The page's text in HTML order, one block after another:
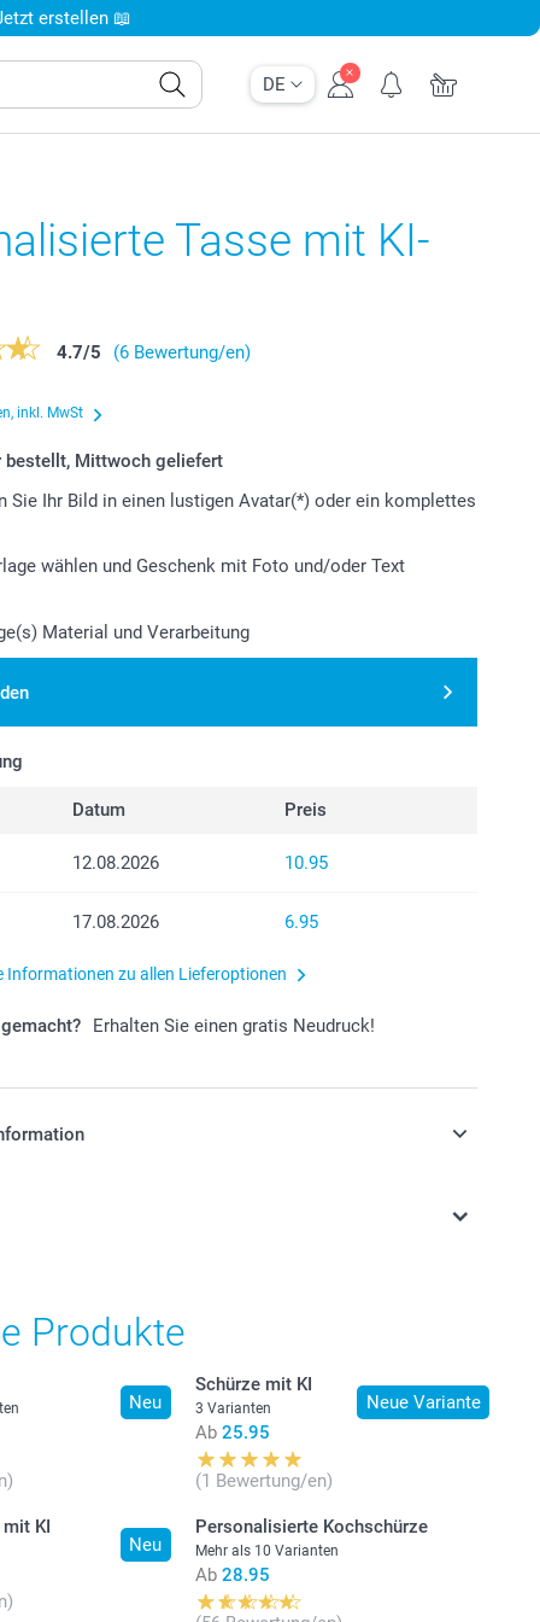
DE
erstellen 📖
Tasse mit KI-
4.7/5 (6 Bewertung/en)
inkl. MwSt
bestellt, Mittwoch geliefert
Sie Ihr Bild in einen lustigen Avatar(*) oder ein komplettes
wählen und Geschenk mit Foto und/oder Text
Material und Verarbeitung
Datum Preis
12.08.2026 10.95
17.08.2026 6.95
Informationen zu allen Lieferoptionen
Erhalten Sie einen gratis Neudruck!
sich in Schweizer Franken (CHF) inkl. MwSt. und
Produkte
Neu Neue Variante
Schürze mit KI
3 Varianten
Ab 25.95
(1 Bewertung/en)
Neu
KI
Personalisierte Kochschürze
Mehr als 10 Varianten
Ab 28.95